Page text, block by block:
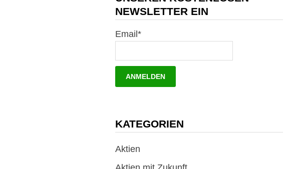
NEWSLETTER EIN
Email*
KATEGORIEN
Aktien